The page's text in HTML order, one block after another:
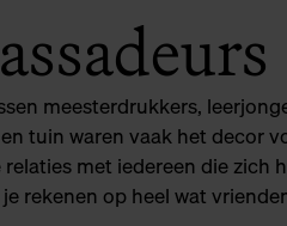
meesterdrukkers,
tuin waren vaak het
met iedereen die
rekenen op heel wat